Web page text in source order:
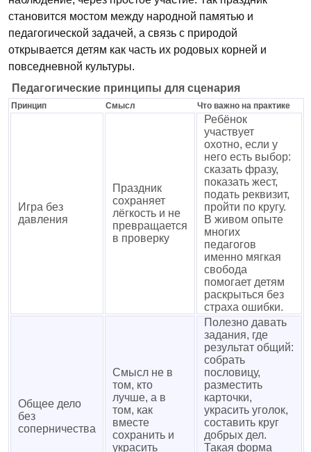
становится мостом между народной памятью и
педагогической задачей, а связь с природой
открывается детям как часть их родовых корней и
повседневной культуры.
Педагогические принципы для сценария
Принцип Смысл Что важно на практике
Игра без
давления
Праздник
сохраняет
лёгкость и не
превращается
в проверку
Ребёнок
участвует
охотно, если у
него есть выбор:
сказать фразу,
показать жест,
подать реквизит,
пройти по кругу.
В живом опыте
многих
педагогов
именно мягкая
свобода
помогает детям
раскрыться без
страха ошибки.
Общее дело
без
соперничества
Смысл не в
том, кто
лучше, а в
том, как
вместе
сохранить и
украсить
Полезно давать
задания, где
результат общий:
собрать
пословицу,
разместить
карточки,
украсить уголок,
составить круг
добрых дел.
Такая форма